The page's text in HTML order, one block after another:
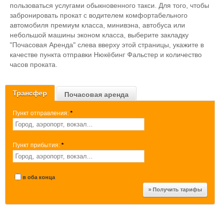
Трансфер Почасовая аренда
Пункт отправления: *
Пункт прибытия: *
в оба конца
пользоваться услугами обыкновенного такси. Для того, чтобы
забронировать прокат с водителем комфортабельного
автомобиля премиум класса, минивэна, автобуса или
небольшой машины эконом класса, выберите закладку
"Почасовая Аренда" слева вверху этой страницы, укажите в
качестве пункта отправки Нюкёбинг Фальстер и количество
часов проката.